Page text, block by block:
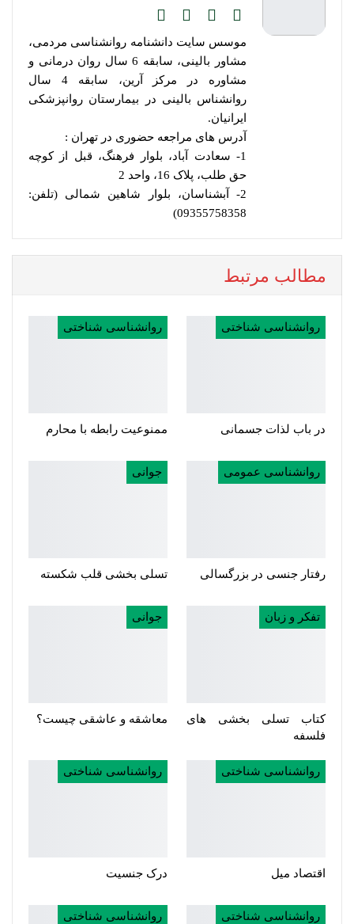
موسس سایت دانشنامه روانشناسی مردمی،
مشاور بالینی، سابقه 6 سال روان درمانی و
مشاوره در مرکز آرین، سابقه 4 سال
روانشناس بالینی در بیمارستان روانپزشکی
ایرانیان.
آدرس های مراجعه حضوری در تهران :
1- سعادت آباد، بلوار فرهنگ، قبل از کوچه
حق طلب، پلاک 16، واحد 2
2- آبشناسان، بلوار شاهین شمالی (تلفن:
09355758358)
مطالب مرتبط
روانشناسی شناختی
در باب لذات جسمانی
روانشناسی شناختی
ممنوعیت رابطه با محارم
روانشناسی عمومی
رفتار جنسی در بزرگسالی
جوانی
تسلی بخشی قلب شکسته
تفکر و زبان
کتاب تسلی بخشی های
فلسفه
جوانی
معاشقه و عاشقی چیست؟
روانشناسی شناختی
اقتصاد میل
روانشناسی شناختی
درک جنسیت
روانشناسی شناختی روانشناسی شناختی